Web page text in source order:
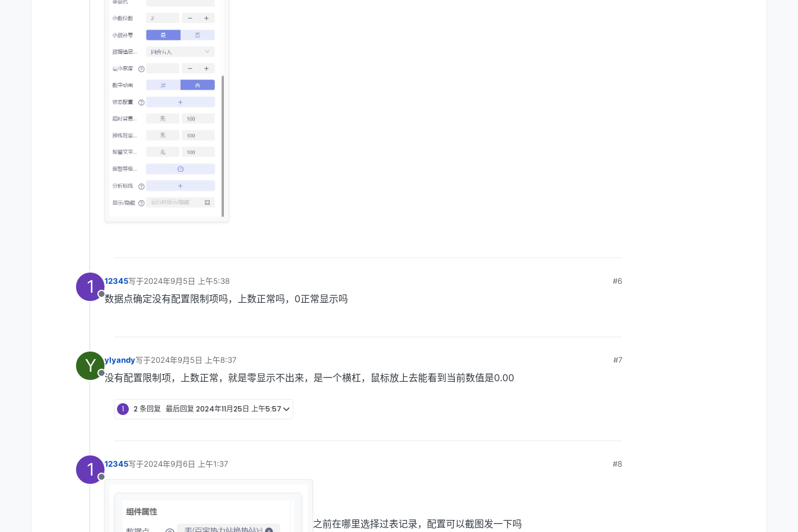
1
离线
12345写于2024年9月5日 上午5:38
最后由 编辑
#6
数据点确定没有配置限制项吗，上数正常吗，0正常显示吗
Y
离线
ylyandy写于2024年9月5日 上午8:37
最后由 编辑
#7
没有配置限制项，上数正常，就是零显示不出来，是一个横杠，鼠标放上去能看到当前数值是0.00
1 2 条回复 最后回复 2024年11月25日 上午5:57
1
离线
12345写于2024年9月6日 上午1:37
最后由 编辑
#8
之前在哪里选择过表记录，配置可以截图发一下吗